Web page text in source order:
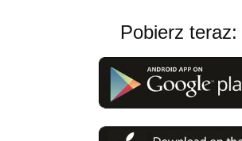
Pobierz teraz: